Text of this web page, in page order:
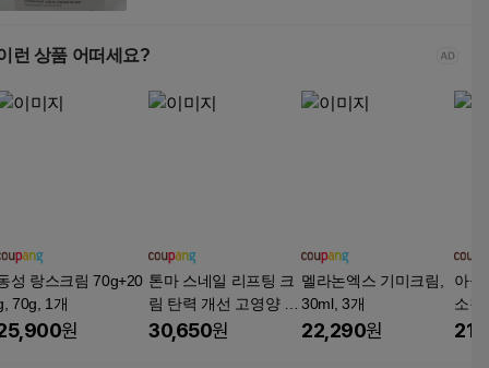
런 상품 어떠세요?
성 랑스크림 70g+20
70g, 1개
원
톤마 스네일 리프팅 크
림 탄력 개선 고영양 달
팽이 안티에이징, 3개,
30,650원
멜라논엑스 기미크림,
30ml, 3개
22,290원
아들
소침
티